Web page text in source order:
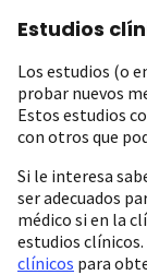
Estudios
Los estudios (o
probar nuevos
Estos estudios
con otros que
Si le interesa
ser adecuados
médico si en la
estudios
clínicos para